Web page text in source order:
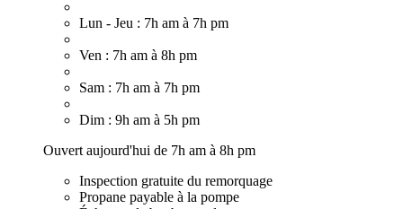
Lun - Jeu : 7h am à 7h pm
Ven : 7h am à 8h pm
Sam : 7h am à 7h pm
Dim : 9h am à 5h pm
Ouvert aujourd'hui de 7h am à 8h pm
Inspection gratuite du remorquage
Propane payable à la pompe